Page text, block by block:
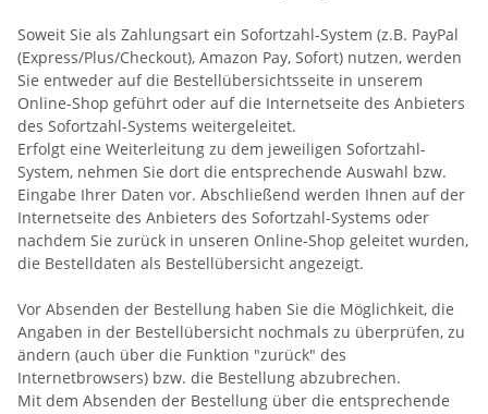
Soweit Sie als Zahlungsart ein Sofortzahl-System (z.B. PayPal
(Express/Plus/Checkout), Amazon Pay, Sofort) nutzen, werden
Sie entweder auf die Bestellübersichtsseite in unserem
Online-Shop geführt oder auf die Internetseite des Anbieters
des Sofortzahl-Systems weitergeleitet.
Erfolgt eine Weiterleitung zu dem jeweiligen Sofortzahl-
System, nehmen Sie dort die entsprechende Auswahl bzw.
Eingabe Ihrer Daten vor. Abschließend werden Ihnen auf der
Internetseite des Anbieters des Sofortzahl-Systems oder
nachdem Sie zurück in unseren Online-Shop geleitet wurden,
die Bestelldaten als Bestellübersicht angezeigt.
Vor Absenden der Bestellung haben Sie die Möglichkeit, die
Angaben in der Bestellübersicht nochmals zu überprüfen, zu
ändern (auch über die Funktion "zurück" des
Internetbrowsers) bzw. die Bestellung abzubrechen.
Mit dem Absenden der Bestellung über die entsprechende